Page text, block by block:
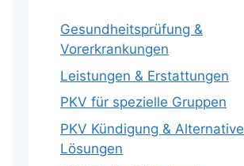
Gesundheitsprüfung &
Vorerkrankungen
Leistungen & Erstattungen
PKV für spezielle Gruppen
PKV Kündigung & Alternative
Lösungen